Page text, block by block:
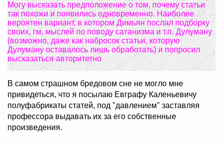
Могу высказать предположение о том, почему статьи
так похожи и появились одновременно. Наиболее
вероятен вариант, в котором Димьян послал подборку
своих, гм, мыслей по поводу сатанизма и т.п. Дулуману
(возможно, даже как набросок статьи, которую
Дулуману оставалось лишь обработать) и попросил
высказаться авторитетно
В самом страшном бредовом сне не могло мне
привидеться, что я посылаю Евграфу Каленьевичу
полуфабрикаты статей, под "давлением" заставляя
профессора выдавать их за его собственные
произведения.